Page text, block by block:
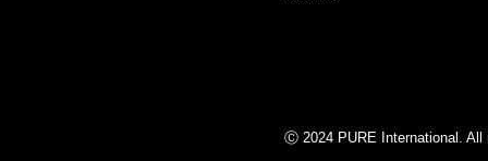
Ⓒ 2024 PURE International. All